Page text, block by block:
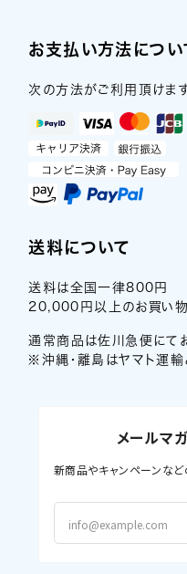
お支払い方法につい
次の方法がご利用頂けます
送料について
送料は全国一律800円
20,000円以上のお買い
通常商品は佐川急便にて
※沖縄・離島はヤマト運輸
メールマ
新商品やキャンペーンな